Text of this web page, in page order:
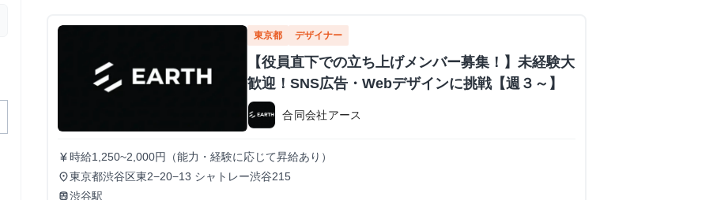
東京都 デザイナー
【役員直下での立ち上げメンバー募集！】未経験大
歓迎！SNS広告・Webデザインに挑戦【週３～】
合同会社アース
currency_yen時給1,250~2,000円（能力・経験に応じて昇給あり）
place東京都渋谷区東2−20−13 シャトレー渋谷215
train渋谷駅